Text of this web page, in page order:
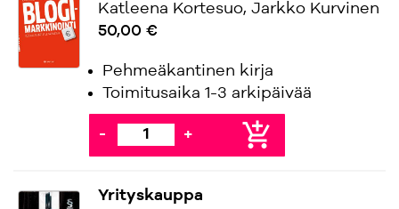
Katleena Kortesuo, Jarkko Kurvinen
50,00 €
Pehmeäkantinen kirja
Toimitusaika 1-3 arkipäivää
- + add_shopping_cart
Yrityskauppa